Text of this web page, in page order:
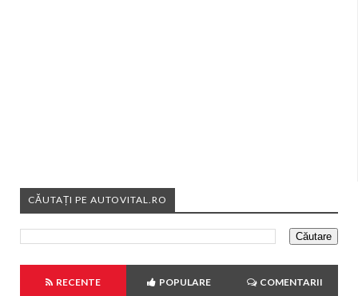
CĂUTAȚI PE AUTOVITAL.RO
RECENTE POPULARE COMENTARII